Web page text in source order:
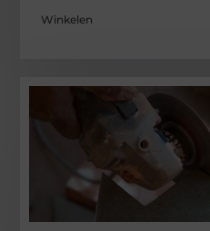
Winkelen